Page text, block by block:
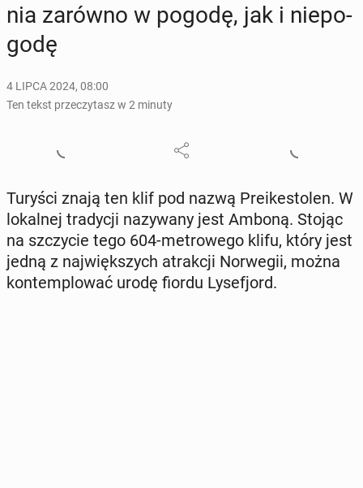
nia zarówno w pogodę, jak i nie­po­
go­dę
4 LIPCA 2024, 08:00
Ten tekst przeczytasz w 2 minuty
Turyści znają ten klif pod nazwą Pre­ike­sto­len. W
lo­kal­nej tra­dy­cji na­zy­wa­ny jest Amboną. Stojąc
na szczy­cie tego 604-me­tro­we­go klifu, który jest
jedną z naj­więk­szych atrak­cji Nor­we­gii, można
kon­tem­plo­wać urodę fiordu Ly­se­fjord.